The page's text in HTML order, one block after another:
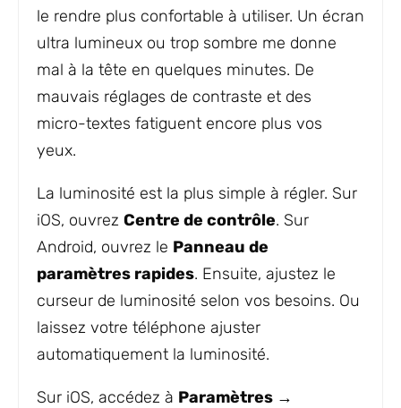
le rendre plus confortable à utiliser. Un écran
ultra lumineux ou trop sombre me donne
mal à la tête en quelques minutes. De
mauvais réglages de contraste et des
micro-textes fatiguent encore plus vos
yeux.
La luminosité est la plus simple à régler. Sur
iOS, ouvrez Centre de contrôle. Sur
Android, ouvrez le Panneau de
paramètres rapides. Ensuite, ajustez le
curseur de luminosité selon vos besoins. Ou
laissez votre téléphone ajuster
automatiquement la luminosité.
Sur iOS, accédez à Paramètres →